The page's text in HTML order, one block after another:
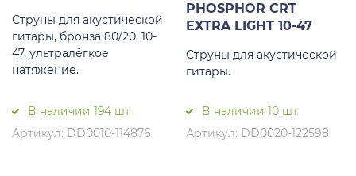
Струны для акустической
гитары, бронза 80/20, 10-
47, ультралёгкое
натяжение.
В наличии 194 шт.
Артикул: DD0010-114876
PHOSPHOR CRT
EXTRA LIGHT 10-47
Струны для акустической
гитары.
В наличии 10 шт.
Артикул: DD0020-122598